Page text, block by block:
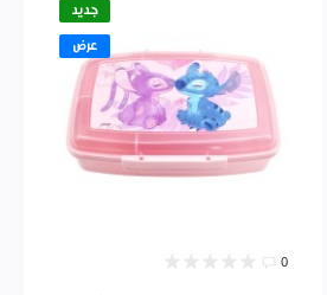
جديد
عرض
0